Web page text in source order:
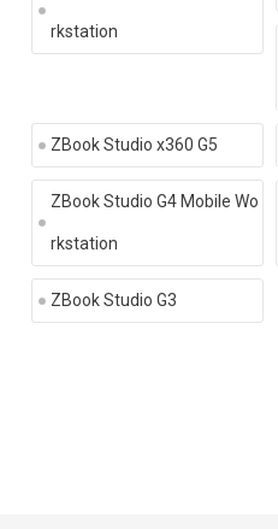
rkstation
ZBook Studio x360 G5
ZBook Studio G4 Mobile Wo
rkstation
ZBook Studio G3